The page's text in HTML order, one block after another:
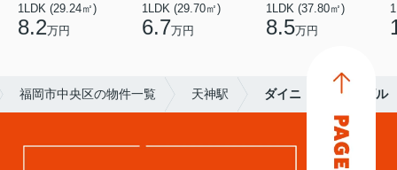
1LDK (29.24㎡)
8.2万円
1LDK (29.70㎡)
6.7万円
1LDK (37.80㎡)
8.5万円
福岡市中央区の物件一覧 天神駅 ダイニ プリンスビル